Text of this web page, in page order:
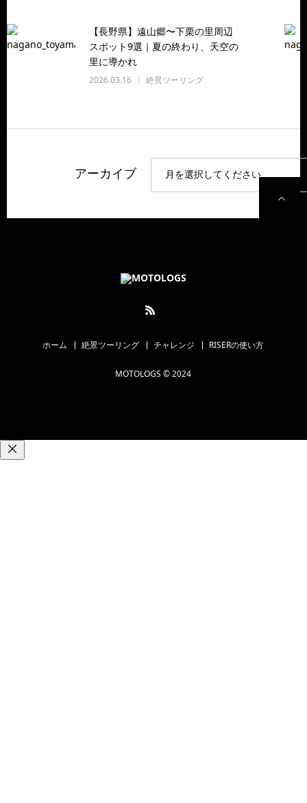
【長野県】遠山郷〜下栗の里周辺
スポット9選｜夏の終わり、天空の
里に導かれ
2026.03.16 絶景ツーリング
アーカイブ
ホーム 絶景ツーリング チャレンジ RISERの使い方
MOTOLOGS © 2024